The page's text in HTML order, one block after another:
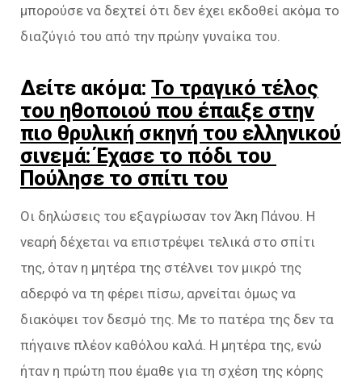
μπορούσε να δεχτεί ότι δεν έχει εκδοθεί ακόμα το
διαζύγιό του από την πρώην γυναίκα του.
Δείτε ακόμα: Το τραγικό τέλος
του ηθοποιού που έπαιξε στην
πιο θρυλική σκηνή του ελληνικού
σινεμά: Έχασε το πόδι του
Πούλησε το σπίτι του
Οι δηλώσεις του εξαγρίωσαν τον Άκη Πάνου. Η
νεαρή δέχεται να επιστρέψει τελικά στο σπίτι
της, όταν η μητέρα της στέλνει τον μικρό της
αδερφό να τη φέρει πίσω, αρνείται όμως να
διακόψει τον δεσμό της. Με το πατέρα της δεν τα
πήγαινε πλέον καθόλου καλά. Η μητέρα της, ενώ
ήταν η πρώτη που έμαθε για τη σχέση της κόρης